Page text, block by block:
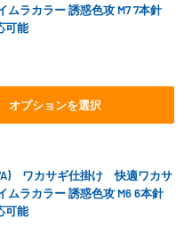
ムラカラー 誘惑色攻 M7 7本針
可能
オプションを選択
ワカサギ仕掛け 快適ワカサ
ムラカラー 誘惑色攻 M6 6本針
可能